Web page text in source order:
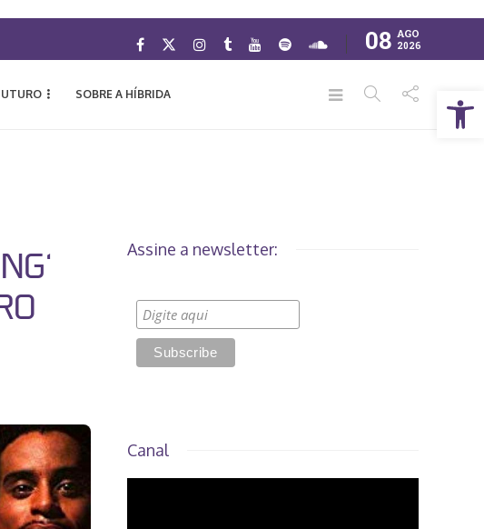
Abrir a barra de ferramentas
08 AGO
2026
SOBRE A HÍBRIDA
Assine a newsletter:
Canal